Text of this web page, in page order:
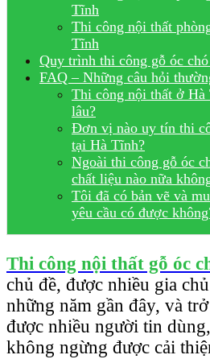
Tĩnh
Thi công nội thất
Tĩnh
Quy trình thi công gỗ óc
FAQ – Những câu hỏi
Thi công nội thất ở
lâu?
Đơn vị nào uy tín thi
tại Hà Tĩnh?
Ngoài thi công gỗ óc
chất liệu nào nữa
Tôi đã có bản vẽ và
yêu cầu có được
Thi công nội thất gỗ óc
chủ đề, được nhiều gia
những năm gần đây, và
được nhiều người tin
không ngừng được cải